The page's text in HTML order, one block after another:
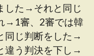
した→それと同じ
→1審、2審では韓
同じ判断をした→
違う判決を下し→